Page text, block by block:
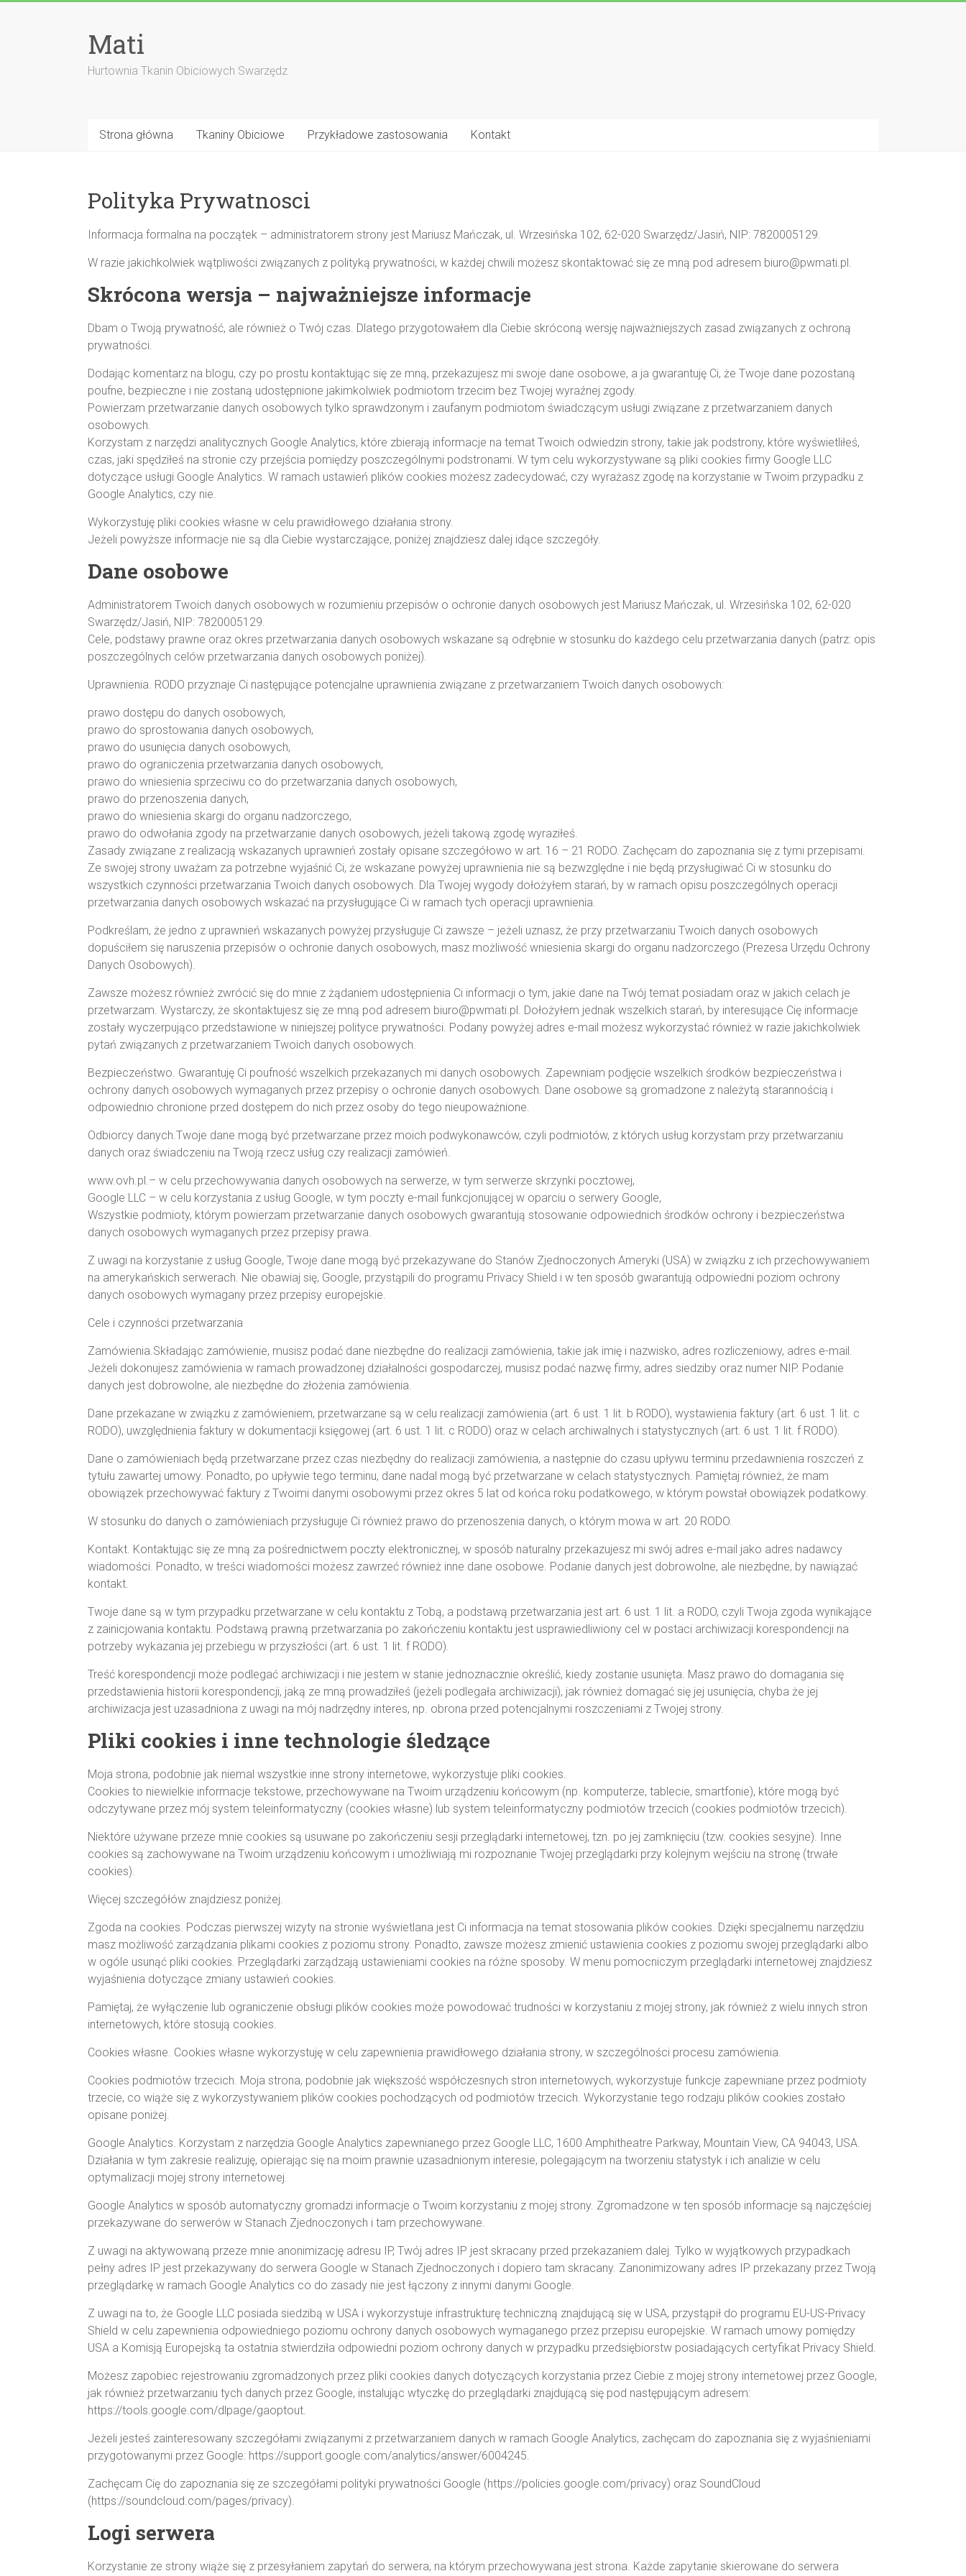
Mati
Hurtownia Tkanin Obiciowych Swarzędz
Strona główna Tkaniny Obiciowe Przykładowe zastosowania Kontakt
Polityka Prywatnosci
Informacja formalna na początek – administratorem strony jest Mariusz Mańczak, ul. Wrzesińska 102, 62-020 Swarzędz/Jasiń, NIP: 7820005129.
W razie jakichkolwiek wątpliwości związanych z polityką prywatności, w każdej chwili możesz skontaktować się ze mną pod adresem biuro@pwmati.pl.
Skrócona wersja – najważniejsze informacje
Dbam o Twoją prywatność, ale również o Twój czas. Dlatego przygotowałem dla Ciebie skróconą wersję najważniejszych zasad związanych z ochroną
prywatności.
Dodając komentarz na blogu, czy po prostu kontaktując się ze mną, przekazujesz mi swoje dane osobowe, a ja gwarantuję Ci, że Twoje dane pozostaną
poufne, bezpieczne i nie zostaną udostępnione jakimkolwiek podmiotom trzecim bez Twojej wyraźnej zgody.
Powierzam przetwarzanie danych osobowych tylko sprawdzonym i zaufanym podmiotom świadczącym usługi związane z przetwarzaniem danych
osobowych.
Korzystam z narzędzi analitycznych Google Analytics, które zbierają informacje na temat Twoich odwiedzin strony, takie jak podstrony, które wyświetliłeś,
czas, jaki spędziłeś na stronie czy przejścia pomiędzy poszczególnymi podstronami. W tym celu wykorzystywane są pliki cookies firmy Google LLC
dotyczące usługi Google Analytics. W ramach ustawień plików cookies możesz zadecydować, czy wyrażasz zgodę na korzystanie w Twoim przypadku z
Google Analytics, czy nie.
Wykorzystuję pliki cookies własne w celu prawidłowego działania strony.
Jeżeli powyższe informacje nie są dla Ciebie wystarczające, poniżej znajdziesz dalej idące szczegóły.
Dane osobowe
Administratorem Twoich danych osobowych w rozumieniu przepisów o ochronie danych osobowych jest Mariusz Mańczak, ul. Wrzesińska 102, 62-020
Swarzędz/Jasiń, NIP: 7820005129.
Cele, podstawy prawne oraz okres przetwarzania danych osobowych wskazane są odrębnie w stosunku do każdego celu przetwarzania danych (patrz: opis
poszczególnych celów przetwarzania danych osobowych poniżej).
Uprawnienia. RODO przyznaje Ci następujące potencjalne uprawnienia związane z przetwarzaniem Twoich danych osobowych:
prawo dostępu do danych osobowych,
prawo do sprostowania danych osobowych,
prawo do usunięcia danych osobowych,
prawo do ograniczenia przetwarzania danych osobowych,
prawo do wniesienia sprzeciwu co do przetwarzania danych osobowych,
prawo do przenoszenia danych,
prawo do wniesienia skargi do organu nadzorczego,
prawo do odwołania zgody na przetwarzanie danych osobowych, jeżeli takową zgodę wyraziłeś.
Zasady związane z realizacją wskazanych uprawnień zostały opisane szczegółowo w art. 16 – 21 RODO. Zachęcam do zapoznania się z tymi przepisami.
Ze swojej strony uważam za potrzebne wyjaśnić Ci, że wskazane powyżej uprawnienia nie są bezwzględne i nie będą przysługiwać Ci w stosunku do
wszystkich czynności przetwarzania Twoich danych osobowych. Dla Twojej wygody dołożyłem starań, by w ramach opisu poszczególnych operacji
przetwarzania danych osobowych wskazać na przysługujące Ci w ramach tych operacji uprawnienia.
Podkreślam, że jedno z uprawnień wskazanych powyżej przysługuje Ci zawsze – jeżeli uznasz, że przy przetwarzaniu Twoich danych osobowych
dopuściłem się naruszenia przepisów o ochronie danych osobowych, masz możliwość wniesienia skargi do organu nadzorczego (Prezesa Urzędu Ochrony
Danych Osobowych).
Zawsze możesz również zwrócić się do mnie z żądaniem udostępnienia Ci informacji o tym, jakie dane na Twój temat posiadam oraz w jakich celach je
przetwarzam. Wystarczy, że skontaktujesz się ze mną pod adresem biuro@pwmati.pl. Dołożyłem jednak wszelkich starań, by interesujące Cię informacje
zostały wyczerpująco przedstawione w niniejszej polityce prywatności. Podany powyżej adres e-mail możesz wykorzystać również w razie jakichkolwiek
pytań związanych z przetwarzaniem Twoich danych osobowych.
Bezpieczeństwo. Gwarantuję Ci poufność wszelkich przekazanych mi danych osobowych. Zapewniam podjęcie wszelkich środków bezpieczeństwa i
ochrony danych osobowych wymaganych przez przepisy o ochronie danych osobowych. Dane osobowe są gromadzone z należytą starannością i
odpowiednio chronione przed dostępem do nich przez osoby do tego nieupoważnione.
Odbiorcy danych.Twoje dane mogą być przetwarzane przez moich podwykonawców, czyli podmiotów, z których usług korzystam przy przetwarzaniu
danych oraz świadczeniu na Twoją rzecz usług czy realizacji zamówień.
www.ovh.pl.– w celu przechowywania danych osobowych na serwerze, w tym serwerze skrzynki pocztowej,
Google LLC – w celu korzystania z usług Google, w tym poczty e-mail funkcjonującej w oparciu o serwery Google,
Wszystkie podmioty, którym powierzam przetwarzanie danych osobowych gwarantują stosowanie odpowiednich środków ochrony i bezpieczeństwa
danych osobowych wymaganych przez przepisy prawa.
Z uwagi na korzystanie z usług Google, Twoje dane mogą być przekazywane do Stanów Zjednoczonych Ameryki (USA) w związku z ich przechowywaniem
na amerykańskich serwerach. Nie obawiaj się, Google, przystąpili do programu Privacy Shield i w ten sposób gwarantują odpowiedni poziom ochrony
danych osobowych wymagany przez przepisy europejskie.
Cele i czynności przetwarzania
Zamówienia.Składając zamówienie, musisz podać dane niezbędne do realizacji zamówienia, takie jak imię i nazwisko, adres rozliczeniowy, adres e-mail.
Jeżeli dokonujesz zamówienia w ramach prowadzonej działalności gospodarczej, musisz podać nazwę firmy, adres siedziby oraz numer NIP. Podanie
danych jest dobrowolne, ale niezbędne do złożenia zamówienia.
Dane przekazane w związku z zamówieniem, przetwarzane są w celu realizacji zamówienia (art. 6 ust. 1 lit. b RODO), wystawienia faktury (art. 6 ust. 1 lit. c
RODO), uwzględnienia faktury w dokumentacji księgowej (art. 6 ust. 1 lit. c RODO) oraz w celach archiwalnych i statystycznych (art. 6 ust. 1 lit. f RODO).
Dane o zamówieniach będą przetwarzane przez czas niezbędny do realizacji zamówienia, a następnie do czasu upływu terminu przedawnienia roszczeń z
tytułu zawartej umowy. Ponadto, po upływie tego terminu, dane nadal mogą być przetwarzane w celach statystycznych. Pamiętaj również, że mam
obowiązek przechowywać faktury z Twoimi danymi osobowymi przez okres 5 lat od końca roku podatkowego, w którym powstał obowiązek podatkowy.
W stosunku do danych o zamówieniach przysługuje Ci również prawo do przenoszenia danych, o którym mowa w art. 20 RODO.
Kontakt. Kontaktując się ze mną za pośrednictwem poczty elektronicznej, w sposób naturalny przekazujesz mi swój adres e-mail jako adres nadawcy
wiadomości. Ponadto, w treści wiadomości możesz zawrzeć również inne dane osobowe. Podanie danych jest dobrowolne, ale niezbędne, by nawiązać
kontakt.
Twoje dane są w tym przypadku przetwarzane w celu kontaktu z Tobą, a podstawą przetwarzania jest art. 6 ust. 1 lit. a RODO, czyli Twoja zgoda wynikające
z zainicjowania kontaktu. Podstawą prawną przetwarzania po zakończeniu kontaktu jest usprawiedliwiony cel w postaci archiwizacji korespondencji na
potrzeby wykazania jej przebiegu w przyszłości (art. 6 ust. 1 lit. f RODO).
Treść korespondencji może podlegać archiwizacji i nie jestem w stanie jednoznacznie określić, kiedy zostanie usunięta. Masz prawo do domagania się
przedstawienia historii korespondencji, jaką ze mną prowadziłeś (jeżeli podlegała archiwizacji), jak również domagać się jej usunięcia, chyba że jej
archiwizacja jest uzasadniona z uwagi na mój nadrzędny interes, np. obrona przed potencjalnymi roszczeniami z Twojej strony.
Pliki cookies i inne technologie śledzące
Moja strona, podobnie jak niemal wszystkie inne strony internetowe, wykorzystuje pliki cookies.
Cookies to niewielkie informacje tekstowe, przechowywane na Twoim urządzeniu końcowym (np. komputerze, tablecie, smartfonie), które mogą być
odczytywane przez mój system teleinformatyczny (cookies własne) lub system teleinformatyczny podmiotów trzecich (cookies podmiotów trzecich).
Niektóre używane przeze mnie cookies są usuwane po zakończeniu sesji przeglądarki internetowej, tzn. po jej zamknięciu (tzw. cookies sesyjne). Inne
cookies są zachowywane na Twoim urządzeniu końcowym i umożliwiają mi rozpoznanie Twojej przeglądarki przy kolejnym wejściu na stronę (trwałe
cookies).
Więcej szczegółów znajdziesz poniżej.
Zgoda na cookies. Podczas pierwszej wizyty na stronie wyświetlana jest Ci informacja na temat stosowania plików cookies. Dzięki specjalnemu narzędziu
masz możliwość zarządzania plikami cookies z poziomu strony. Ponadto, zawsze możesz zmienić ustawienia cookies z poziomu swojej przeglądarki albo
w ogóle usunąć pliki cookies. Przeglądarki zarządzają ustawieniami cookies na różne sposoby. W menu pomocniczym przeglądarki internetowej znajdziesz
wyjaśnienia dotyczące zmiany ustawień cookies.
Pamiętaj, że wyłączenie lub ograniczenie obsługi plików cookies może powodować trudności w korzystaniu z mojej strony, jak również z wielu innych stron
internetowych, które stosują cookies.
Cookies własne. Cookies własne wykorzystuję w celu zapewnienia prawidłowego działania strony, w szczególności procesu zamówienia.
Cookies podmiotów trzecich. Moja strona, podobnie jak większość współczesnych stron internetowych, wykorzystuje funkcje zapewniane przez podmioty
trzecie, co wiąże się z wykorzystywaniem plików cookies pochodzących od podmiotów trzecich. Wykorzystanie tego rodzaju plików cookies zostało
opisane poniżej.
Google Analytics. Korzystam z narzędzia Google Analytics zapewnianego przez Google LLC, 1600 Amphitheatre Parkway, Mountain View, CA 94043, USA.
Działania w tym zakresie realizuję, opierając się na moim prawnie uzasadnionym interesie, polegającym na tworzeniu statystyk i ich analizie w celu
optymalizacji mojej strony internetowej.
Google Analytics w sposób automatyczny gromadzi informacje o Twoim korzystaniu z mojej strony. Zgromadzone w ten sposób informacje są najczęściej
przekazywane do serwerów w Stanach Zjednoczonych i tam przechowywane.
Z uwagi na aktywowaną przeze mnie anonimizację adresu IP, Twój adres IP jest skracany przed przekazaniem dalej. Tylko w wyjątkowych przypadkach
pełny adres IP jest przekazywany do serwera Google w Stanach Zjednoczonych i dopiero tam skracany. Zanonimizowany adres IP przekazany przez Twoją
przeglądarkę w ramach Google Analytics co do zasady nie jest łączony z innymi danymi Google.
Z uwagi na to, że Google LLC posiada siedzibą w USA i wykorzystuje infrastrukturę techniczną znajdującą się w USA, przystąpił do programu EU-US-Privacy
Shield w celu zapewnienia odpowiedniego poziomu ochrony danych osobowych wymaganego przez przepisu europejskie. W ramach umowy pomiędzy
USA a Komisją Europejską ta ostatnia stwierdziła odpowiedni poziom ochrony danych w przypadku przedsiębiorstw posiadających certyfikat Privacy Shield.
Możesz zapobiec rejestrowaniu zgromadzonych przez pliki cookies danych dotyczących korzystania przez Ciebie z mojej strony internetowej przez Google,
jak również przetwarzaniu tych danych przez Google, instalując wtyczkę do przeglądarki znajdującą się pod następującym adresem:
https://tools.google.com/dlpage/gaoptout.
Jeżeli jesteś zainteresowany szczegółami związanymi z przetwarzaniem danych w ramach Google Analytics, zachęcam do zapoznania się z wyjaśnieniami
przygotowanymi przez Google: https://support.google.com/analytics/answer/6004245.
Zachęcam Cię do zapoznania się ze szczegółami polityki prywatności Google (https://policies.google.com/privacy) oraz SoundCloud
(https://soundcloud.com/pages/privacy).
Logi serwera
Korzystanie ze strony wiąże się z przesyłaniem zapytań do serwera, na którym przechowywana jest strona. Każde zapytanie skierowane do serwera